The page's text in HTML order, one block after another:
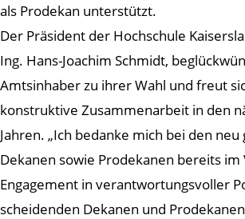
als Prodekan unterstützt.
Der Präsident der Hochschule
Ing. Hans-Joachim Schmidt,
Amtsinhaber zu ihrer Wahl und freut
konstruktive Zusammenarbeit in den
Jahren. „Ich bedanke mich bei den neu
Dekanen sowie Prodekanen bereits
Engagement in verantwortungsvoller
scheidenden Dekanen und